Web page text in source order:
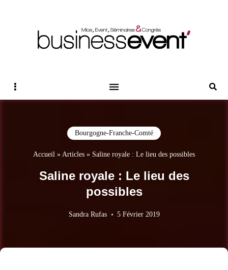
Sidebar
Bourgogne-Franche-Comté
Accueil » Articles » Saline royale : Le lieu des possibles
Saline royale : Le lieu des
possibles
Sandra Rufas 5 Février 2019